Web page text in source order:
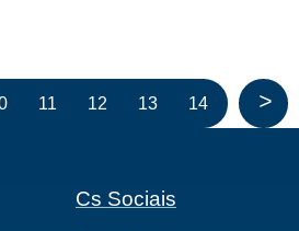
11 12 13 14 >
Cs Sociais